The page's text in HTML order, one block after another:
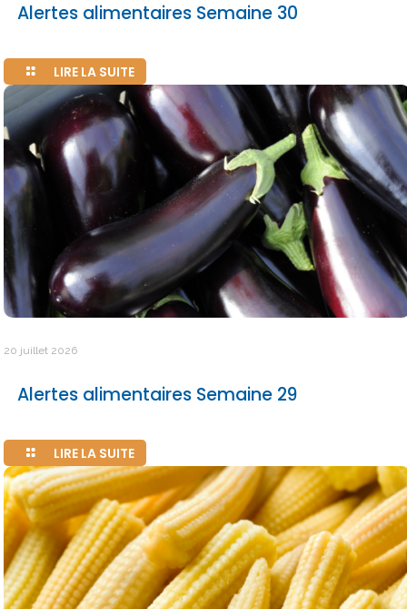
Alertes alimentaires Semaine 30
LIRE LA SUITE
20 juillet 2026
Alertes alimentaires Semaine 29
LIRE LA SUITE